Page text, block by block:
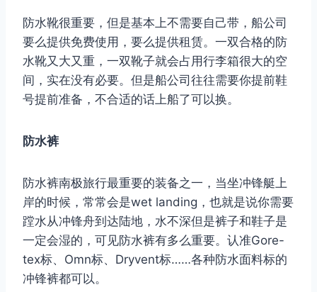
防水靴很重要，但是基本上不需要自己带，船公司
要么提供免费使用，要么提供租赁。一双合格的防
水靴又大又重，一双靴子就会占用行李箱很大的空
间，实在没有必要。但是船公司往往需要你提前鞋
号提前准备，不合适的话上船了可以换。
防水裤
防水裤南极旅行最重要的装备之一，当坐冲锋艇上
岸的时候，常常会是wet landing，也就是说你需要
蹚水从冲锋舟到达陆地，水不深但是裤子和鞋子是
一定会湿的，可见防水裤有多么重要。认准Gore-
tex标、Omn标、Dryvent标……各种防水面料标的
冲锋裤都可以。